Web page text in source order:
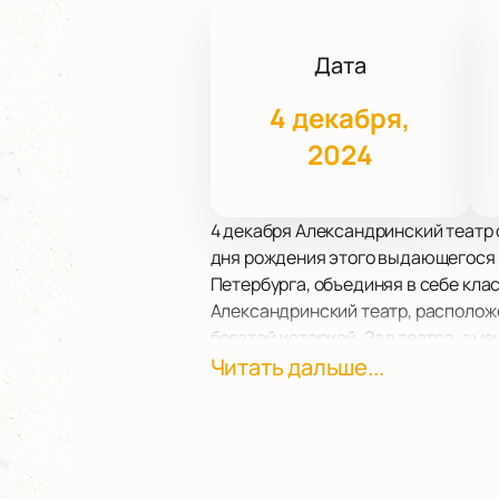
Дата
4 декабря,
2024
4 декабря Александринский
дня рождения этого выдающегося
Петербурга, объединяя в себе
Александринский театр,
богатой историей. Зал театра,
композиций Курёхина. В
Читать дальше...